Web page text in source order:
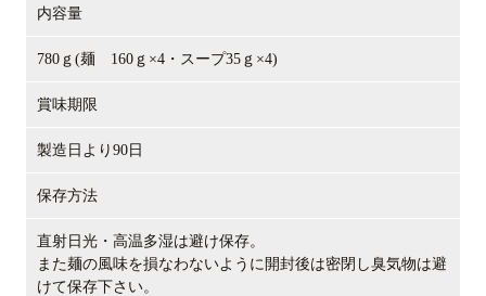
内容量
780ｇ(麺 160ｇ×4・スープ35ｇ×4)
賞味期限
製造日より90日
保存方法
直射日光・高温多湿は避け保存。
また麺の風味を損なわないように開封後は密閉し臭気物は避
けて保存下さい。